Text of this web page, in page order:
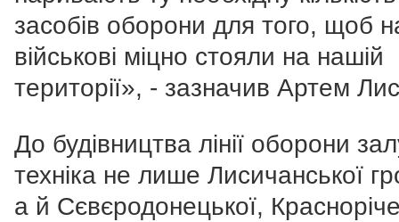
засобів оборони для того, щоб
військові міцно стояли на нашій
території», - зазначив Артем
До будівництва лінії оборони
техніка не лише Лисичанської
а й Сєвєродонецької,